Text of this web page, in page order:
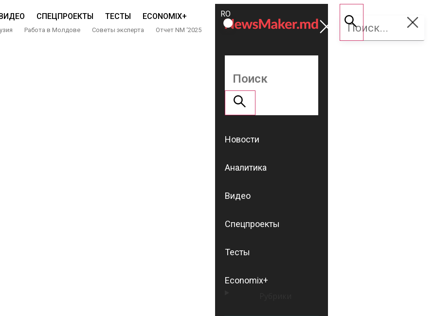
СПЕЦПРОЕКТЫ ТЕСТЫ ECONOMIX+
Работа в Молдове Советы эксперта Отчет NM ‘2025
ROMÂNĂ
RU
Поддержать
NM
Новости
Аналитика
Видео
Спецпроекты
Тесты
Economix+